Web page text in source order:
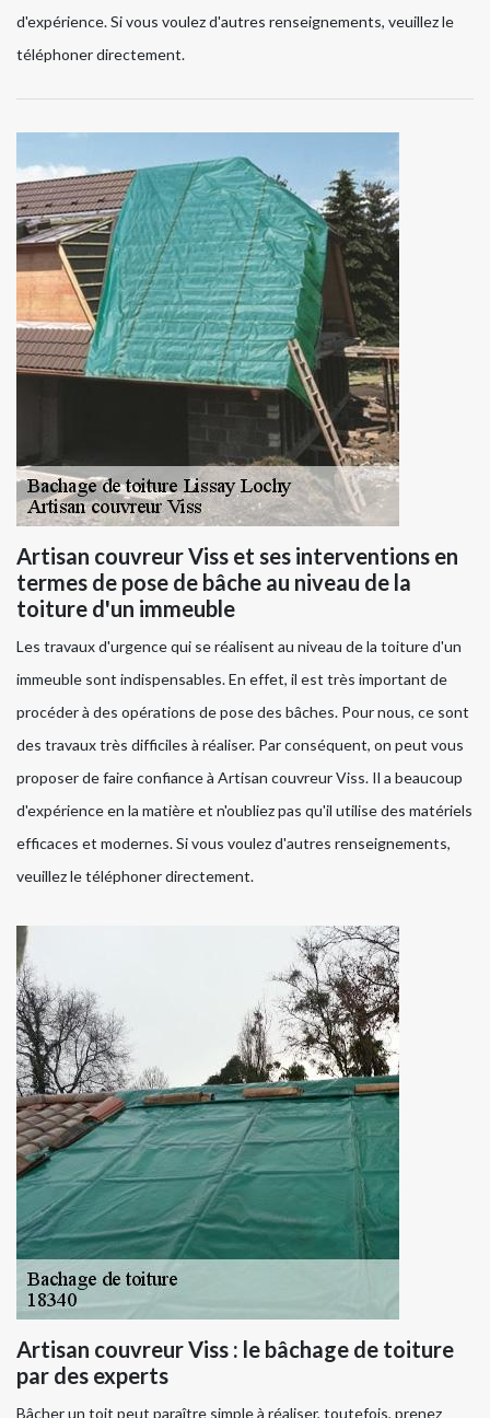
d'expérience. Si vous voulez d'autres renseignements, veuillez le
téléphoner directement.
Artisan couvreur Viss et ses interventions en
termes de pose de bâche au niveau de la
toiture d'un immeuble
Les travaux d'urgence qui se réalisent au niveau de la toiture d'un
immeuble sont indispensables. En effet, il est très important de
procéder à des opérations de pose des bâches. Pour nous, ce sont
des travaux très difficiles à réaliser. Par conséquent, on peut vous
proposer de faire confiance à Artisan couvreur Viss. Il a beaucoup
d'expérience en la matière et n'oubliez pas qu'il utilise des matériels
efficaces et modernes. Si vous voulez d'autres renseignements,
veuillez le téléphoner directement.
Artisan couvreur Viss : le bâchage de toiture
par des experts
Bâcher un toit peut paraître simple à réaliser, toutefois, prenez